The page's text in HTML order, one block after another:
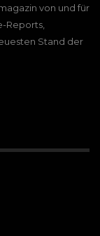
von und für
Reports,
Stand der